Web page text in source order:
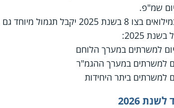
שירות מעבר ל-60 הימים ועד למועד פקיעת תוקפו של צו 8.
2025:
2026